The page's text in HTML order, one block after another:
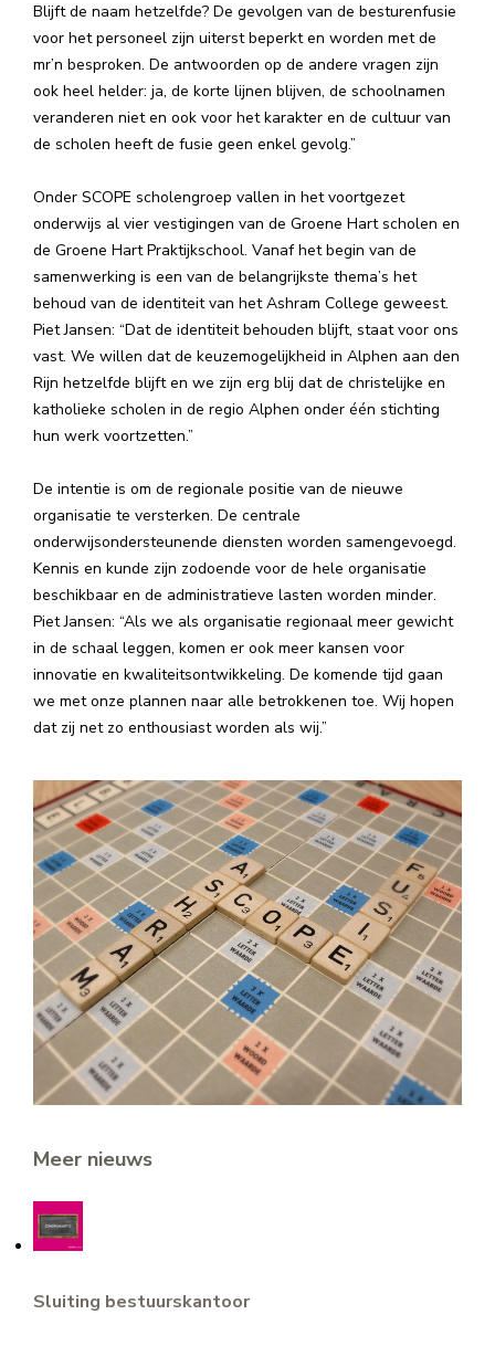
Blijft de naam hetzelfde? De gevolgen van de besturenfusie
voor het personeel zijn uiterst beperkt en worden met de
mr’n besproken. De antwoorden op de andere vragen zijn
ook heel helder: ja, de korte lijnen blijven, de schoolnamen
veranderen niet en ook voor het karakter en de cultuur van
de scholen heeft de fusie geen enkel gevolg.”
Onder SCOPE scholengroep vallen in het voortgezet
onderwijs al vier vestigingen van de Groene Hart scholen en
de Groene Hart Praktijkschool. Vanaf het begin van de
samenwerking is een van de belangrijkste thema’s het
behoud van de identiteit van het Ashram College geweest.
Piet Jansen: “Dat de identiteit behouden blijft, staat voor ons
vast. We willen dat de keuzemogelijkheid in Alphen aan den
Rijn hetzelfde blijft en we zijn erg blij dat de christelijke en
katholieke scholen in de regio Alphen onder één stichting
hun werk voortzetten.”
De intentie is om de regionale positie van de nieuwe
organisatie te versterken. De centrale
onderwijsondersteunende diensten worden samengevoegd.
Kennis en kunde zijn zodoende voor de hele organisatie
beschikbaar en de administratieve lasten worden minder.
Piet Jansen: “Als we als organisatie regionaal meer gewicht
in de schaal leggen, komen er ook meer kansen voor
innovatie en kwaliteitsontwikkeling. De komende tijd gaan
we met onze plannen naar alle betrokkenen toe. Wij hopen
dat zij net zo enthousiast worden als wij.”
Meer nieuws
Sluiting bestuurskantoor